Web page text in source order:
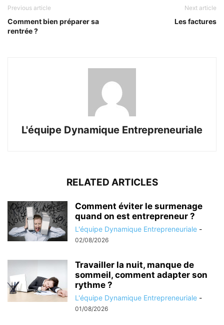
Previous article
Comment bien préparer sa
rentrée ?
Next article
Les factures
L'équipe Dynamique Entrepreneuriale
RELATED ARTICLES
Comment éviter le surmenage
quand on est entrepreneur ?
L'équipe Dynamique Entrepreneuriale -
02/08/2026
Travailler la nuit, manque de
sommeil, comment adapter son
rythme ?
L'équipe Dynamique Entrepreneuriale -
01/08/2026